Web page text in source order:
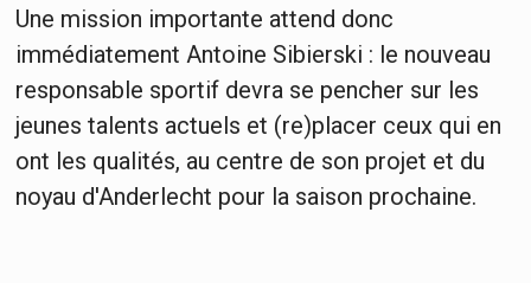
Une mission importante attend donc
immédiatement Antoine Sibierski : le nouveau
responsable sportif devra se pencher sur les
jeunes talents actuels et (re)placer ceux qui en
ont les qualités, au centre de son projet et du
noyau d'Anderlecht pour la saison prochaine.